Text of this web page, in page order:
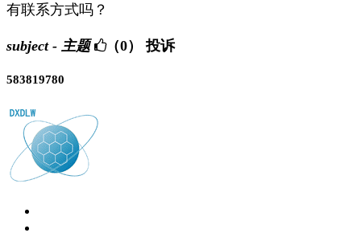
有联系方式吗？
subject - 主题 （0） 投诉
583819780